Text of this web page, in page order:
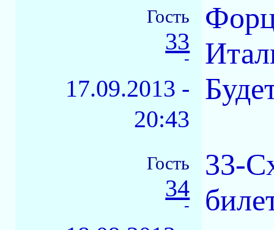
Гость
33
-
17.09.2013 -
20:43
Гость
34
-
33-